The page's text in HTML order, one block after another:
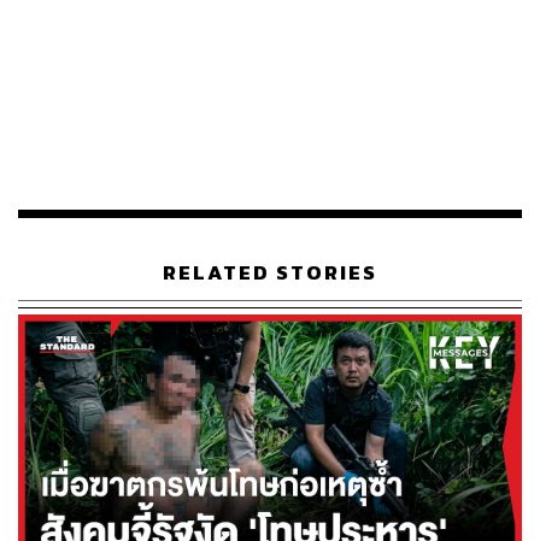
กันได้อย่างปลอดภัยและสอดคล้องกับสภาพการจราจรที่
กีดขวางได้เหมือนรถยนต์ ดังนั้นแม้ผู้ควบคุมขบวนจะมองเห็น
สิ่งกีดขวางด้านหน้า ก็อาจไม่สามารถหยุดรถได้ทันในบาง
สถานการณ์ หลายประเทศจึงไม่ได้พึ่งพาเพียงป้ายเตือนหรือ
การเพิ่มความระมัดระวังของผู้ใช้ถนนเท่านั้น แต่ยังพยายาม
ออกแบบและบริหารจัดการจุดตัด เพื่อลดโอกาสการเกิด
ความเสี่ยงตั้งแต่ต้นทาง” ดร.ภานุเดช กล่าว
RELATED STORIES